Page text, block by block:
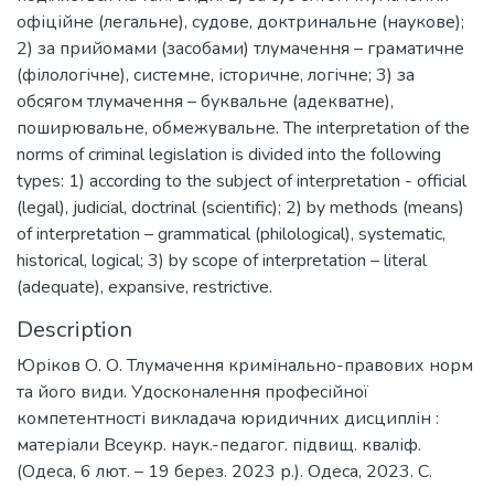
офіційне (легальне), судове, доктринальне (наукове);
2) за прийомами (засобами) тлумачення – граматичне
(філологічне), системне, історичне, логічне; 3) за
обсягом тлумачення – буквальне (адекватне),
поширювальне, обмежувальне. The interpretation of the
norms of criminal legislation is divided into the following
types: 1) according to the subject of interpretation - official
(legal), judicial, doctrinal (scientific); 2) by methods (means)
of interpretation – grammatical (philological), systematic,
historical, logical; 3) by scope of interpretation – literal
(adequate), expansive, restrictive.
Description
Юріков О. О. Тлумачення кримінально-правових норм
та його види. Удосконалення професійної
компетентності викладача юридичних дисциплін :
матеріали Всеукр. наук.-педагог. підвищ. кваліф.
(Одеса, 6 лют. – 19 берез. 2023 р.). Одеса, 2023. С.